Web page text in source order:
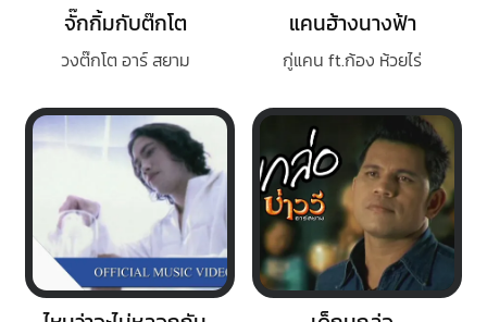
จั๊กกิ้มกับต๊กโต
วงต๊กโต อาร์ สยาม
แคนฮ้างนางฟ้า
กู่แคน ft.ก้อง ห้วยไร่